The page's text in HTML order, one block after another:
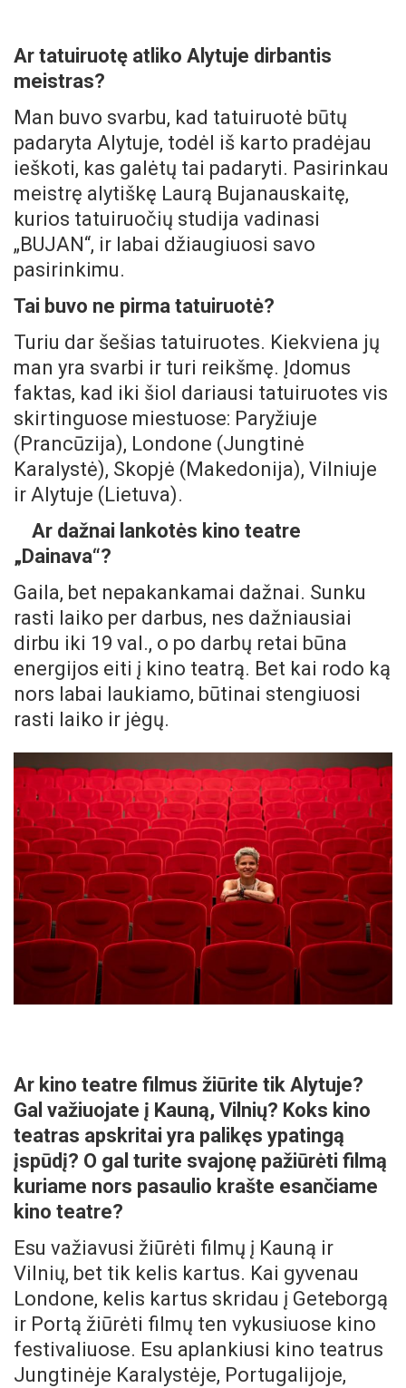
Ar tatuiruotę atliko Alytuje dirbantis
meistras?
Man buvo svarbu, kad tatuiruotė būtų
padaryta Alytuje, todėl iš karto pradėjau
ieškoti, kas galėtų tai padaryti. Pasirinkau
meistrę alytiškę Laurą Bujanauskaitę,
kurios tatuiruočių studija vadinasi
„BUJAN“, ir labai džiaugiuosi savo
pasirinkimu.
Tai buvo ne pirma tatuiruotė?
Turiu dar šešias tatuiruotes. Kiekviena jų
man yra svarbi ir turi reikšmę. Įdomus
faktas, kad iki šiol dariausi tatuiruotes vis
skirtinguose miestuose: Paryžiuje
(Prancūzija), Londone (Jungtinė
Karalystė), Skopjė (Makedonija), Vilniuje
ir Alytuje (Lietuva).
Ar dažnai lankotės kino teatre
„Dainava“?
Gaila, bet nepakankamai dažnai. Sunku
rasti laiko per darbus, nes dažniausiai
dirbu iki 19 val., o po darbų retai būna
energijos eiti į kino teatrą. Bet kai rodo ką
nors labai laukiamo, būtinai stengiuosi
rasti laiko ir jėgų.
Ar kino teatre filmus žiūrite tik Alytuje?
Gal važiuojate į Kauną, Vilnių? Koks kino
teatras apskritai yra palikęs ypatingą
įspūdį? O gal turite svajonę pažiūrėti filmą
kuriame nors pasaulio krašte esančiame
kino teatre?
Esu važiavusi žiūrėti filmų į Kauną ir
Vilnių, bet tik kelis kartus. Kai gyvenau
Londone, kelis kartus skridau į Geteborgą
ir Portą žiūrėti filmų ten vykusiuose kino
festivaliuose. Esu aplankiusi kino teatrus
Jungtinėje Karalystėje, Portugalijoje,